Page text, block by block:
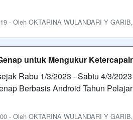
- Oleh OKTARINA WULANDARI Y
untuk Mengukur
Rabu 1/3/2023 - Sabtu 4/3/
Berbasis Android Tahun
- Oleh OKTARINA WULANDARI Y